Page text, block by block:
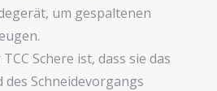
um gespaltenen
Schere ist, dass sie das
Schneidevorgangs